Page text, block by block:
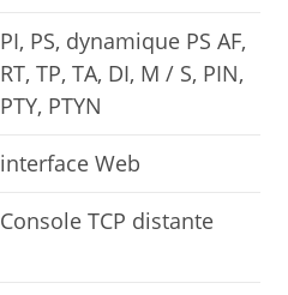
PI, PS, dynamique PS AF,
RT, TP, TA, DI, M / S, PIN,
PTY, PTYN
interface Web
Console TCP distante